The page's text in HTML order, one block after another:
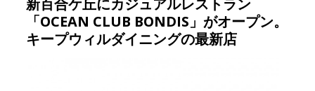
新百合ケ丘にカジュアルレストラン
「OCEAN CLUB BONDIS」がオープン。
キープウィルダイニングの最新店